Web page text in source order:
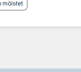
mõistet